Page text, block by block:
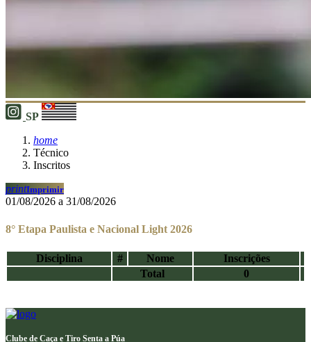
SP
home
Técnico
Inscritos
printImprimir
01/08/2026 a 31/08/2026
8° Etapa Paulista e Nacional Light 2026
Disciplina # Nome
Inscrições
Total
0
Clube de Caça e Tiro Senta a Púa